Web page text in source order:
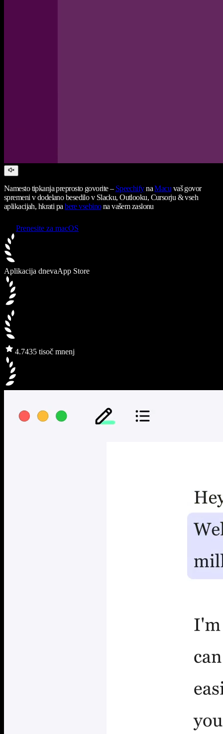
Namesto tipkanja preprosto govorite – SpeechifynaMacu vaš govor
spremeni v dodelano besedilo v Slacku, Outlooku, Cursorju & vseh
aplikacijah, hkrati pabere vsebinona vašem zaslonu
Prenesite za macOS
Aplikacija dnevaApp Store
4.7435 tisoč mnenj